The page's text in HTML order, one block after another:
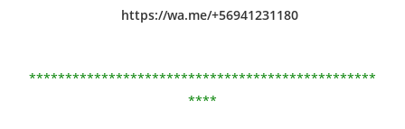
https://wa.me/+56941231180
************************************************
****